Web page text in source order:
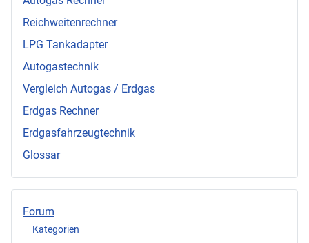
Reichweitenrechner
LPG Tankadapter
Autogastechnik
Vergleich Autogas / Erdgas
Erdgas Rechner
Erdgasfahrzeugtechnik
Glossar
Forum
Kategorien